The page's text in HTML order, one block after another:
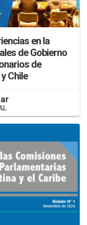
en la
de Gobierno
de
Chile